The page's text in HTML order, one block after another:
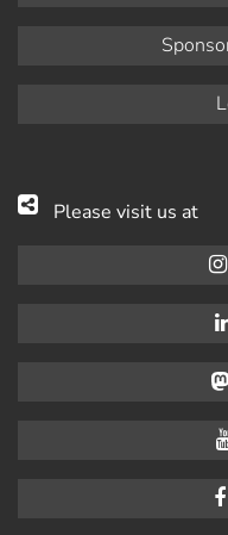
Please visit us at